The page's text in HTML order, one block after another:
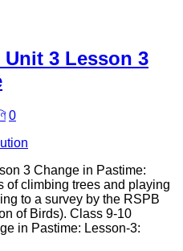
3 Lesson 3
0
3 Change in Pastime:
of climbing trees and playing
to a survey by the RSPB
of Birds). Class 9-10
in Pastime: Lesson-3: